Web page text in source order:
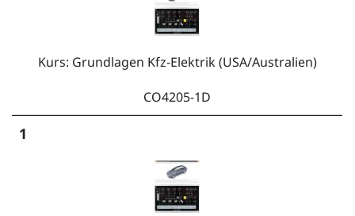
Kurs: Grundlagen Kfz-Elektrik (USA/Australien)
CO4205-1D
1